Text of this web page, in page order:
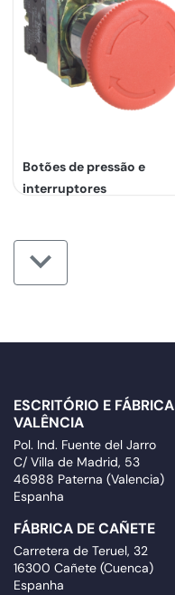
Botões de pressão e
interruptores
ESCRITÓRIO E FÁBRICA
VALÊNCIA
Pol. Ind. Fuente del Jarro
C/ Villa de Madrid, 53
46988 Paterna (Valencia)
Espanha
FÁBRICA DE CAÑETE
Carretera de Teruel, 32
16300 Cañete (Cuenca)
Espanha